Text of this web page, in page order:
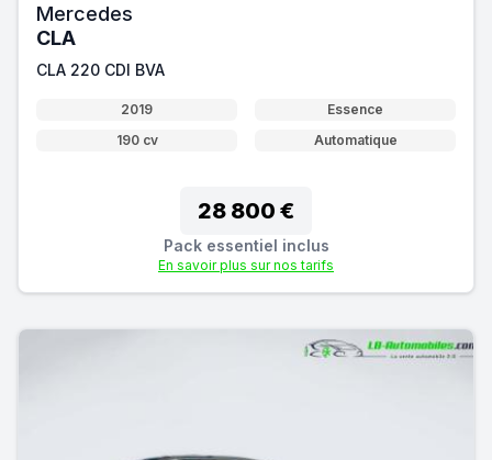
Mercedes
CLA
CLA 220 CDI BVA
2019
Essence
190 cv
Automatique
28 800 €
Pack essentiel inclus
En savoir plus sur nos tarifs